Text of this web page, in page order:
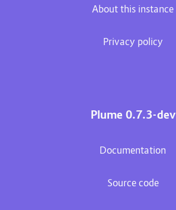
About this instance
Privacy policy
Plume 0.7.3-dev
Documentation
Source code